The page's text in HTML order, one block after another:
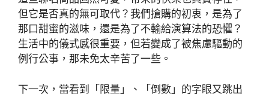
但它是否真的無可取代？我們搶購的初衷，是為了
那口甜蜜的滋味，還是為了不輸給演算法的恐懼？
生活中的儀式感很重要，但若變成了被焦慮驅動的
例行公事，那未免太辛苦了一些。
下一次，當看到「限量」、「倒數」的字眼又跳出